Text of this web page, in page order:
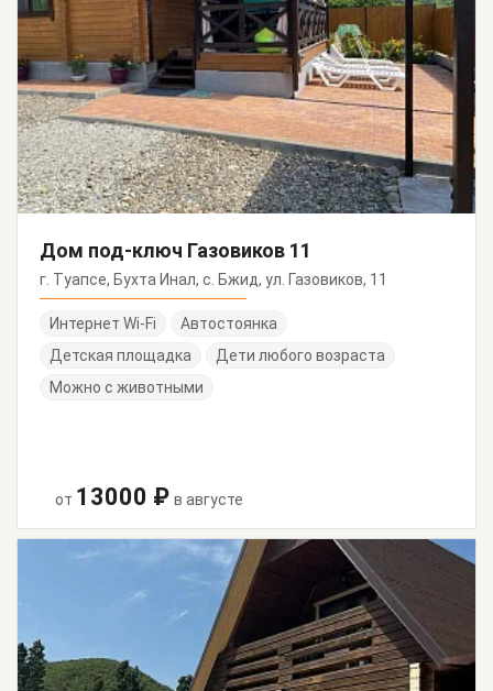
Дом под-ключ Газовиков 11
г. Туапсе, Бухта Инал, с. Бжид, ул. Газовиков, 11
Интернет Wi-Fi
Автостоянка
Детская площадка
Дети любого возраста
Можно с животными
от 13000 ₽ в августе